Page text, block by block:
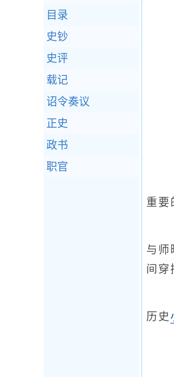
《
重要
《
与师
间穿
《
历史
目录
史钞
史评
载记
诏令奏议
正史
政书
职官